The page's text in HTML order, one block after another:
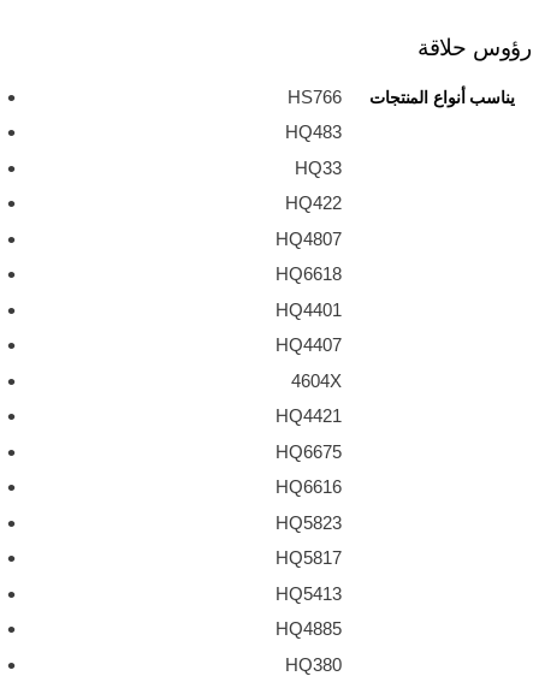
رؤوس حلاقة
يناسب أنواع المنتجات
HS766
HQ483
HQ33
HQ422
HQ4807
HQ6618
HQ4401
HQ4407
4604X
HQ4421
HQ6675
HQ6616
HQ5823
HQ5817
HQ5413
HQ4885
HQ380